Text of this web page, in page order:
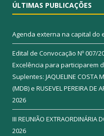
ÚLTIMAS PUBLICAÇÕES
Agenda externa na capital do
Edital de Convocação Nº 007/
Excelência para participarem
Suplentes: JAQUELINE
(MDB) e RUSEVEL PEREIRA DE
2026
III REUNIÃO EXTRAORDINÁRIA
2026